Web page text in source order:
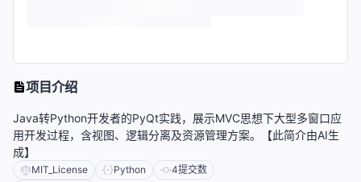
项目介绍
Java转Python开发者的PyQt实践，展示MVC思想下大型多窗口应
用开发过程，含视图、逻辑分离及资源管理方案。【此简介由AI生
成】
MIT_License Python 4提交数